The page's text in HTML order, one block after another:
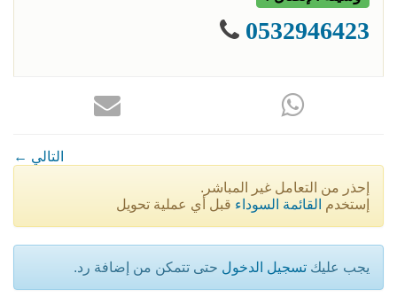
0532946423
← التالي
إحذر من التعامل غير المباشر.
إستخدم القائمة السوداء قبل أي عملية تحويل
يجب عليك تسجيل الدخول حتى تتمكن من إضافة رد.